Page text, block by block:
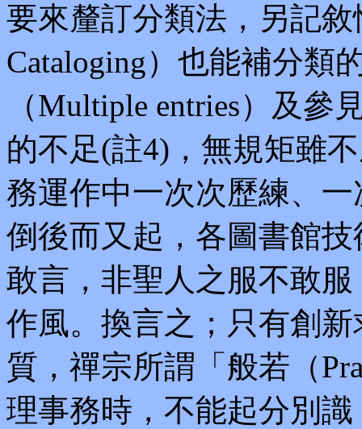
要來釐訂分類法，另記敘
Cataloging）也能補分類
（Multiple entries）及參
的不足(註4)，無規矩雖
務運作中一次次歷練、
倒後而又起，各圖書館
敢言，非聖人之服不敢
作風。換言之；只有創
質，禪宗所謂「般若（
理事務時，不能起分別